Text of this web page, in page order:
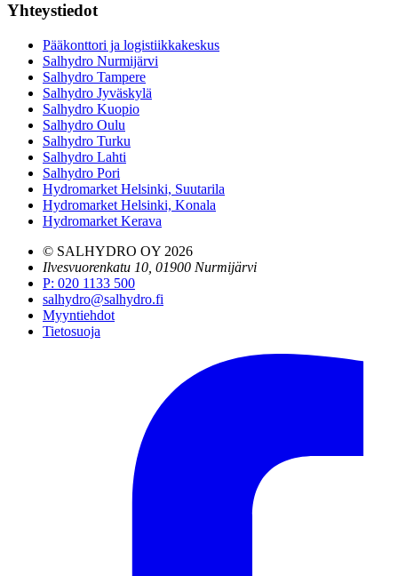
Yhteystiedot
Pääkonttori ja logistiikkakeskus
Salhydro Nurmijärvi
Salhydro Tampere
Salhydro Jyväskylä
Salhydro Kuopio
Salhydro Oulu
Salhydro Turku
Salhydro Lahti
Salhydro Pori
Hydromarket Helsinki, Suutarila
Hydromarket Helsinki, Konala
Hydromarket Kerava
© SALHYDRO OY 2026
Ilvesvuorenkatu 10, 01900 Nurmijärvi
P: 020 1133 500
salhydro@salhydro.fi
Myyntiehdot
Tietosuoja